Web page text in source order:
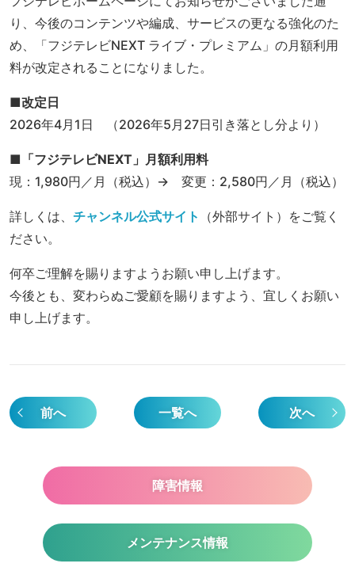
り、今後のコンテンツや編成、サービスの更なる強化のた
め、「フジテレビNEXT ライブ・プレミアム」の月額利用
料が改定されることになりました。
■改定日
2026年4月1日 （2026年5月27日引き落とし分より）
■「フジテレビNEXT」月額利用料
現：1,980円／月（税込）→ 変更：2,580円／月（税込）
詳しくは、 チャンネル公式サイト
（外部サイト）をご覧く
ださい。
何卒ご理解を賜りますようお願い申し上げます。
今後とも、変わらぬご愛顧を賜りますよう、宜しくお願い
申し上げます。
前へ 一覧へ 次へ
障害情報
メンテナンス情報